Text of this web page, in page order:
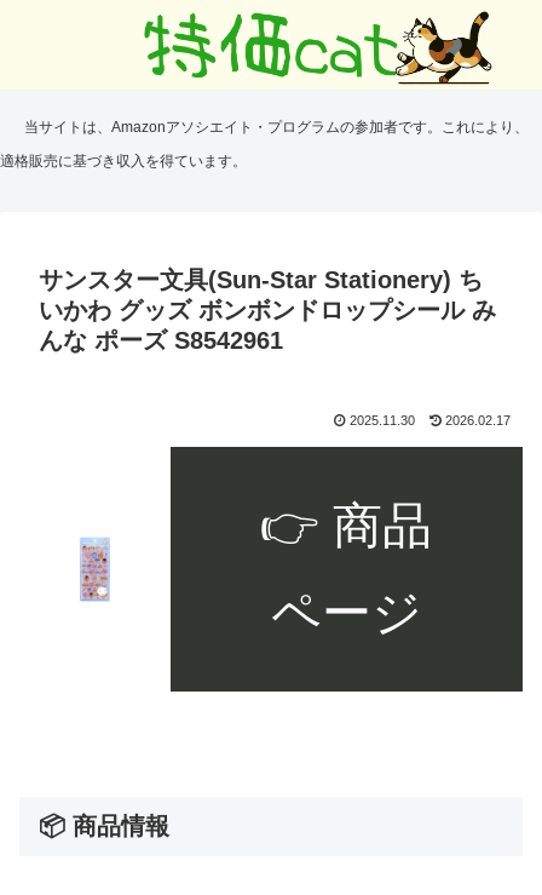
当サイトは、Amazonアソシエイト・プログラムの参加者です。これにより、
適格販売に基づき収入を得ています。
サンスター文具(Sun-Star Stationery) ち
いかわ グッズ ボンボンドロップシール み
んな ポーズ S8542961
2025.11.30 2026.02.17
👉 商品
ページ
📦 商品情報